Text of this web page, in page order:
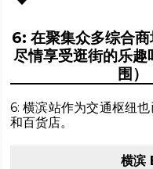
6: 在聚集众多综合
尽情享受逛街的乐趣
围）
6: 横滨站作为交通枢纽
和百货店。
横滨